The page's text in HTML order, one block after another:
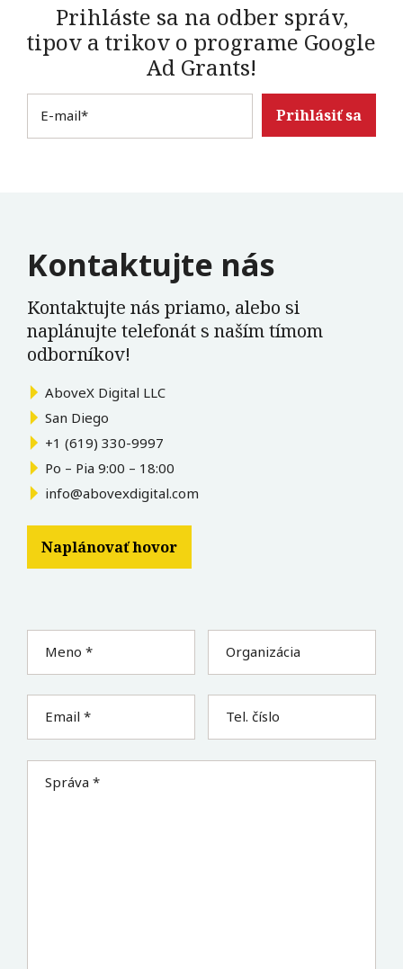
Prihláste sa na odber správ,
tipov a trikov o programe Google
Ad Grants!
E-mail*
Kontaktujte nás
Kontaktujte nás priamo, alebo si
naplánujte telefonát s naším tímom
odborníkov!
AboveX Digital LLC
San Diego
+1 (619) 330-9997
Po – Pia 9:00 – 18:00
info@abovexdigital.com
Naplánovať hovor
Meno * Organizácia
Email * Tel. číslo
Správa *